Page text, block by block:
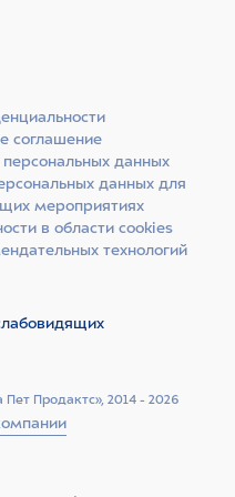
(куриный), сушеный
superba) 4%
куриный
белки
вещества, DL-
водорослей 1%
кислоты (DHA),
хлорид калия,
(XOS) 0,4%, сушеные
0,4% (источник
(SPS)), L-таурин,
Продактс», 2014 - 2026
соглашение
данных
данных для
мероприятиях
в области cookies
технологий